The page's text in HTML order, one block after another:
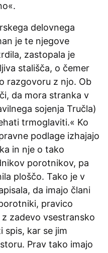
delovnega
je te njegove
zastopala je
stališča, o čemer
razgovoru z njo. Ob
da mora stranka v
sojenja Tručla)
trmoglaviti.« Ko
podlage izhajajo
in nje o tako
porotnikov, pa
ploščo. Tako je v
da imajo člani
pravico
zadevo vsestransko
spis, kar se jim
Prav tako imajo